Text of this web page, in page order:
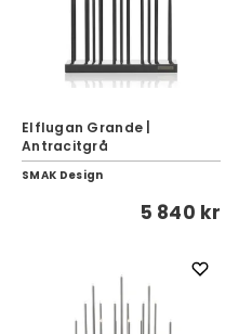
Elflugan Grande |
Antracitgrå
SMAK Design
5 840 kr